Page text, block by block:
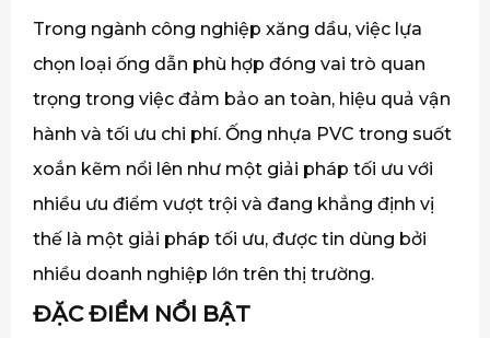
Trong ngành công nghiệp xăng dầu, việc lựa
chọn loại ống dẫn phù hợp đóng vai trò quan
trọng trong việc đảm bảo an toàn, hiệu quả vận
hành và tối ưu chi phí. Ống nhựa PVC trong suốt
xoắn kẽm nổi lên như một giải pháp tối ưu với
nhiều ưu điểm vượt trội và đang khẳng định vị
thế là một giải pháp tối ưu, được tin dùng bởi
nhiều doanh nghiệp lớn trên thị trường.
ĐẶC ĐIỂM NỔI BẬT